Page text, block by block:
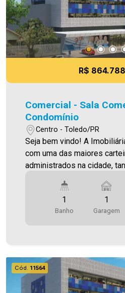
Áreas para grandes clínicas * Lojas comerciais
térreas * Estacionamento rotativo * Recepção
para cada consultório * Banheiros nas áreas
comuns Aproveite essa oportunidade! Imobiliária
Ativa, sinta-se em casa!
R$
Comercial - Sala
Condomínio
Centro - Toledo/PR
Seja bem vindo! A Imobiliária Ativa conta hoje
com uma das maiores
administrados na cidade,
Center , no Centro de
Privativo (lavabo) ,área
experienciados .Projetado
saúde para integrar
serviços em um só
1
Banho
1
Garagem
Cód. 11564